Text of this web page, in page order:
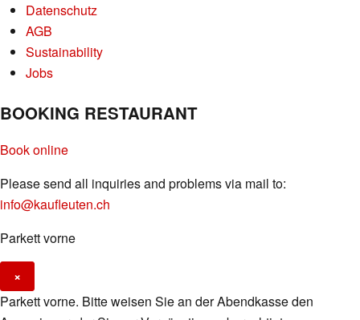
Datenschutz
AGB
Sustainability
Jobs
BOOKING RESTAURANT
Book online
Please send all inquiries and problems via mail to:
info@kaufleuten.ch
Parkett vorne
×
Parkett vorne. Bitte weisen Sie an der Abendkasse den